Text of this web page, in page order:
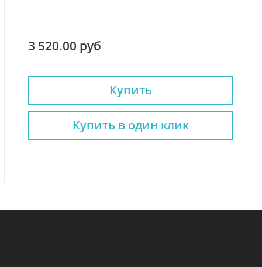
3 520.00 руб
Купить
Купить в один клик
-